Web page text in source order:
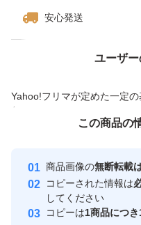
安心発送
ユーザ
Yahoo!フリマが定めた一定
付与しています
安心取引出品者
取引実績
価格の相談
この商品の
商品画像の無断転載
コピーされた情報は
してください
コピーは1商品につき
この商品をみている人に